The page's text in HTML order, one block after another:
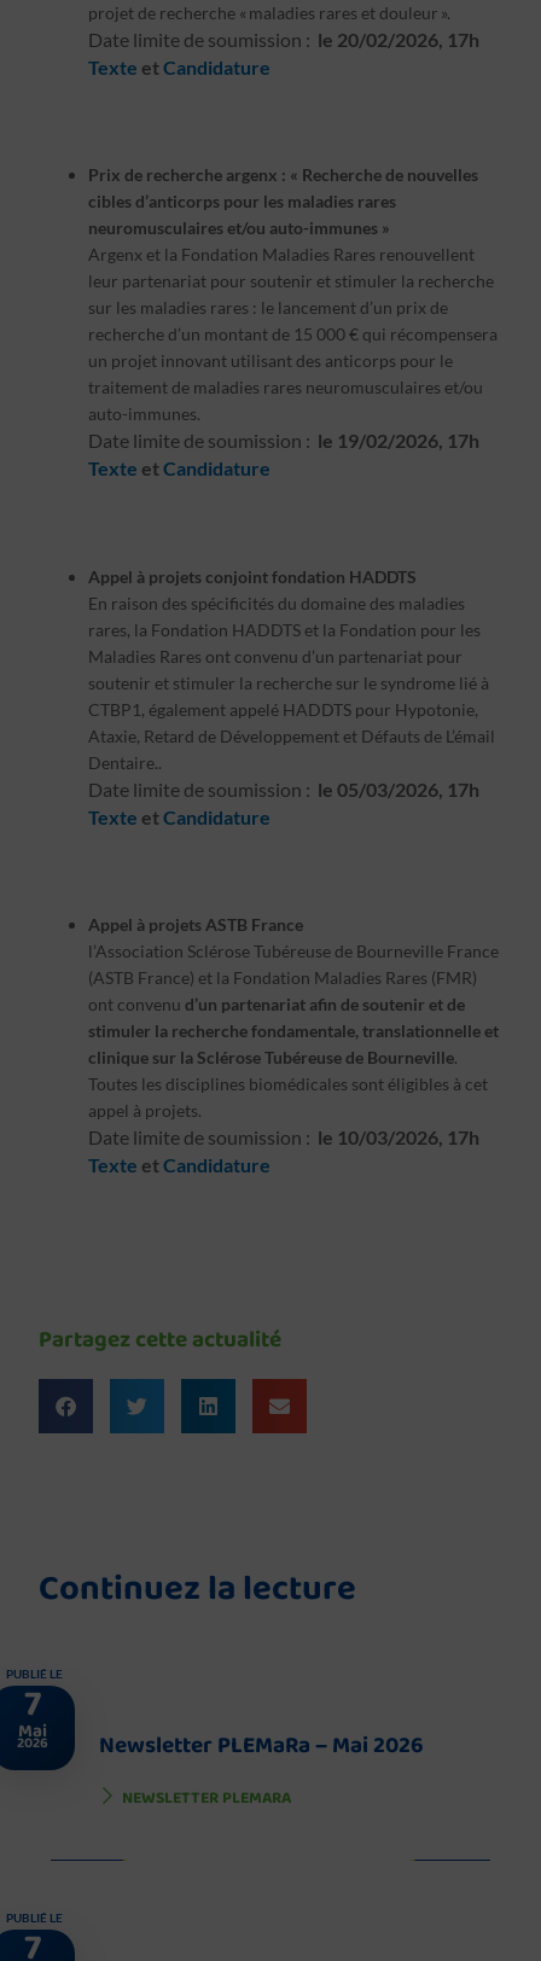
projet de recherche « maladies rares et douleur ».
Date limite de soumission : le 20/02/2026, 17h
Texte etCandidature
Prix de recherche argenx : « Recherche de nouvelles
cibles d’anticorps pour les maladies rares
neuromusculaires et/ou auto-immunes »
Argenx et la Fondation Maladies Rares renouvellent
leur partenariat pour soutenir et stimuler la recherche
sur les maladies rares : le lancement d’un prix de
recherche d’un montant de 15 000 € qui récompensera
un projet innovant utilisant des anticorps pour le
traitement de maladies rares neuromusculaires et/ou
auto-immunes.
Date limite de soumission : le 19/02/2026, 17h
Texte etCandidature
Appel à projets conjoint fondation HADDTS
En raison des spécificités du domaine des maladies
rares, la Fondation HADDTS et la Fondation pour les
Maladies Rares ont convenu d’un partenariat pour
soutenir et stimuler la recherche sur le syndrome lié à
CTBP1, également appelé HADDTS pour Hypotonie,
Ataxie, Retard de Développement et Défauts de L’émail
Dentaire..
Date limite de soumission : le 05/03/2026, 17h
Texte etCandidature
Appel à projets ASTB France
l’Association Sclérose Tubéreuse de Bourneville France
(ASTB France) et la Fondation Maladies Rares (FMR)
ont convenud’un partenariat afin de soutenir et de
stimuler la recherche fondamentale, translationnelle et
clinique sur la Sclérose Tubéreuse de Bourneville.
Toutes les disciplines biomédicales sont éligibles à cet
appel à projets.
Date limite de soumission : le 10/03/2026, 17h
Texte etCandidature
Partagez cette actualité
Continuez la lecture
PUBLIÉ LE
7
Mai
2026 Newsletter PLEMaRa – Mai 2026
NEWSLETTER PLEMARA
PUBLIÉ LE
7